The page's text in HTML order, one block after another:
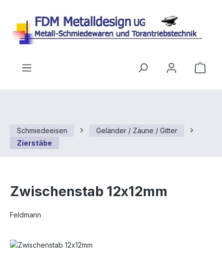
Schmiedeeisen
Geländer / Zäune / Gitter
Zierstäbe
Zwischenstab 12x12mm
Feldmann
Bildergalerie überspringen